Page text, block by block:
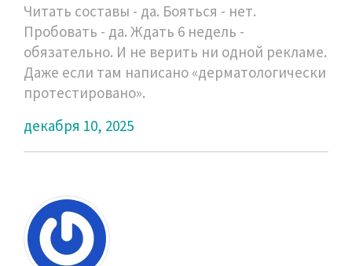
Читать составы - да. Бояться - нет.
Пробовать - да. Ждать 6 недель -
обязательно. И не верить ни одной рекламе.
Даже если там написано «дерматологически
протестировано».
декабря 10, 2025